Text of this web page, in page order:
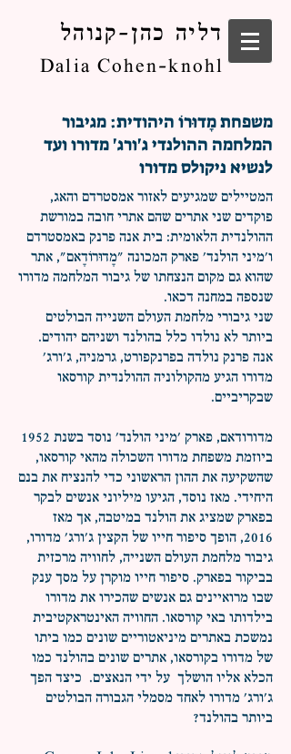
דליה כהן-קנוהל
Dalia Cohen-knohl
משפחת מָדוּרוֹ היהודית: מגיבור
המלחמה ההולנדי ג'ורג' מדורו ועד
לנשיא ניקולס מדורו
המטיילים שמגיעים לאזור אמסטרדם והאג,
פוקדים שני אתרים שהם אתרי חובה במורשת
ההולנדית הלאומית: בית אנה פרנק באמסטרדם
ו'מיני הולנד' פארק המכונה "מָדוּרוֹדָאם", אתר
שהוא גם מקום הנצחתו של גיבור המלחמה מדורו
שנספה במחנה דכאו.
שני גיבורי מלחמת העולם השנייה הבולטים
ביותר לא נולדו כלל בהולנד ושניהם יהודים.
אנה פרנק נולדה בפרנקפורט, גרמניה, ג'ורג'
מדורו הגיע מהקולוניה ההולנדית קורסאו
שבקריביים.
מדורודאם, פארק 'מיני הולנד' נוסד בשנת 1952
ביוזמת משפחת מדורו השכולה מהאי קורסאו,
שהשקיעה את ההון הראשוני כדי להנציח את בנם
היחידי. מאז נוסד, הגיעו מיליוני אנשים לבקר
בפארק שמציג את הולנד במיטבה, אך מאז
2016, הופך סיפור חייו של הקצין ג'ורג' מדורו,
גיבור מלחמת העולם השנייה, לחוויה מרכזית
בביקור בפארק. סיפור חייו מוקרן על מסך ענק
שבו מרואיינים גם אנשים שהכירו את מדורו
בילדותו באי קורסאו. החוויה האינטראקטיבית
נמשכת באתרים מיניאטוריים שונים כמו ביתו
של מדורו בקורסאו, אתרים שונים בהולנד כמו
הכלא אליו הושלך על ידי הנאצים. כיצד הפך
ג'ורג' מדורו לאחד מסמלי הגבורה הבולטים
ביותר בהולנד?